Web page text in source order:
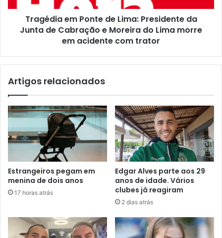
Tragédia em Ponte de Lima: Presidente da
Junta de Cabração e Moreira do Lima morre
em acidente com trator
Artigos relacionados
Estrangeiros pegam em
menina de dois anos
17 horas atrás
Edgar Alves parte aos 29
anos de idade. Vários
clubes já reagiram
2 dias atrás